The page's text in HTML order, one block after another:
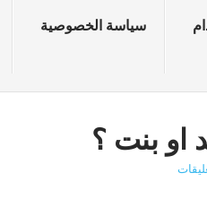
سياسة الخصوصية
او بنت ؟